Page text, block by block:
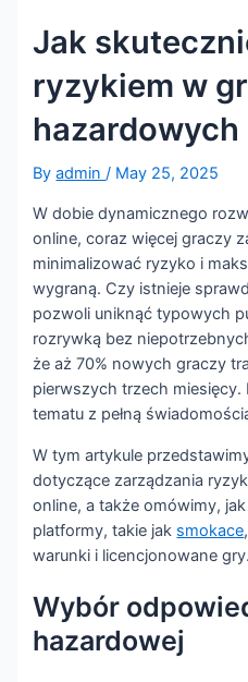
Jak
ryzykiem w
hazardowych
Byadmin/ May 25, 2025
W dobie dynamicznego
online, coraz więcej graczy
minimalizować ryzyko i
wygraną. Czy istnieje
pozwoli uniknąć typowych
rozrywką bez
że aż 70% nowych graczy
pierwszych trzech
tematu z pełną
W tym artykule
dotyczące zarządzania
online, a także omówimy,
platformy, takie jak smokace
warunki i licencjonowane gry.
Wybór
hazardowej